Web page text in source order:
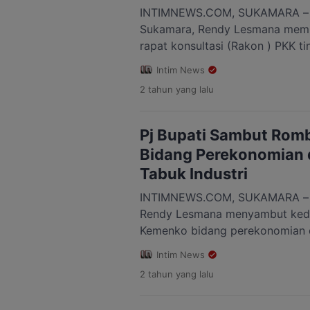
INTIMNEWS.COM, SUKAMARA
Sukamara, Rendy Lesmana
rapat konsultasi (Rakon ) PKK
Sukamara tahun 2024 yang
Sukamara. Sabtu 30 November
Rendy Lesmana menerangkan,
tema “Peran Gerakan PKK
Intim News
2 tahun yang lalu
Pj Bupati Sambut
Bidang Perekonomian
Tabuk Industri
INTIMNEWS.COM, SUKAMARA
Rendy Lesmana menyambut
Kemenko bidang perekonomian
Tabuk Industri, Jum’at 29
Setda Sukamara. Dalam
Sukamara menyampaikan
Intim News
2 tahun yang lalu